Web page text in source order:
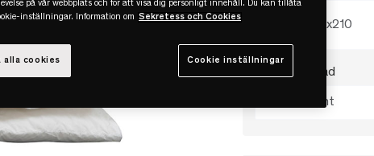
150x210
Välj värmegrad
Medelvarmt
på vår webbplats och för att visa dig personligt innehåll. Du kan tillåta
inställningar. Information om Sekretess och Cookies
Cookie inställningar
alla cookies